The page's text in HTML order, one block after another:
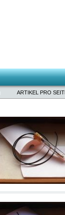
ARTIKEL PRO